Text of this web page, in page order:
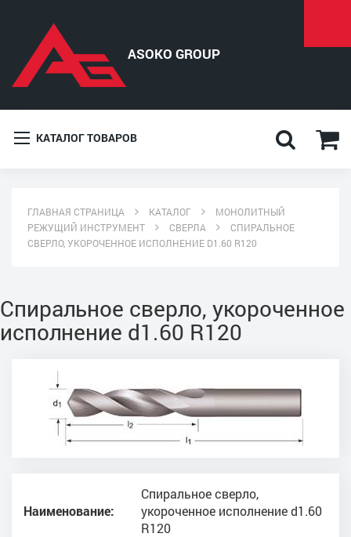
КАТАЛОГ ТОВАРОВ
ГЛАВНАЯ СТРАНИЦА КАТАЛОГ
МОНОЛИТНЫЙ
РЕЖУЩИЙ ИНСТРУМЕНТ
СВЕРЛА
СПИРАЛЬНОЕ
СВЕРЛО, УКОРОЧЕННОЕ ИСПОЛНЕНИЕ D1.60 R120
Спиральное сверло, укороченное
исполнение d1.60 R120
Наименование:
Спиральное сверло,
укороченное исполнение d1.60
R120